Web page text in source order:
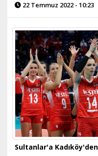
22 Temmuz 2022 - 10:23
Sultanlar'a